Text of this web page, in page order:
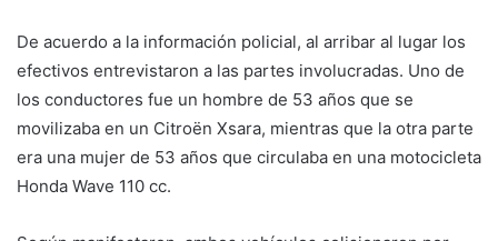
De acuerdo a la información policial, al arribar al lugar los
efectivos entrevistaron a las partes involucradas. Uno de
los conductores fue un hombre de 53 años que se
movilizaba en un Citroën Xsara, mientras que la otra parte
era una mujer de 53 años que circulaba en una motocicleta
Honda Wave 110 cc.